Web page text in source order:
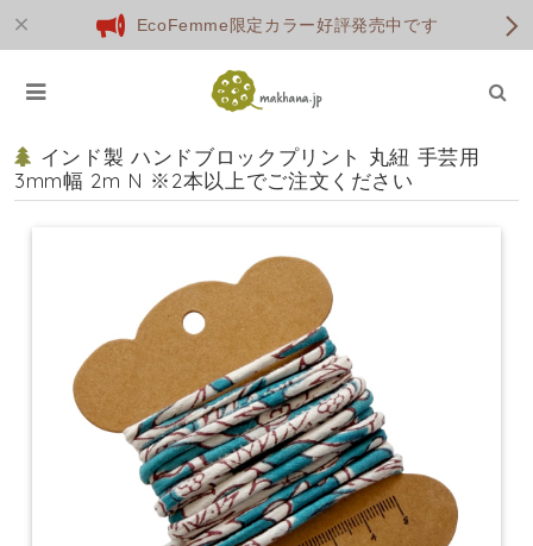
EcoFemme限定カラー好評発売中です
インド製 ハンドブロックプリント 丸紐 手芸用
3mm幅 2m N ※2本以上でご注文ください